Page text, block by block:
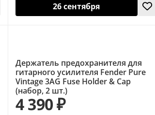
26 сентября
Держатель предохранителя для
гитарного усилителя Fender Pure
Vintage 3AG Fuse Holder & Cap
(набор, 2 шт.)
4 390 ₽